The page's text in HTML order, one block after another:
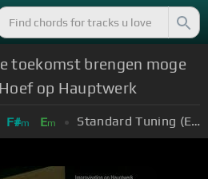
toekomst brengen moge
op Hauptwerk
F#m Em Standard Tuning (EADGBE)